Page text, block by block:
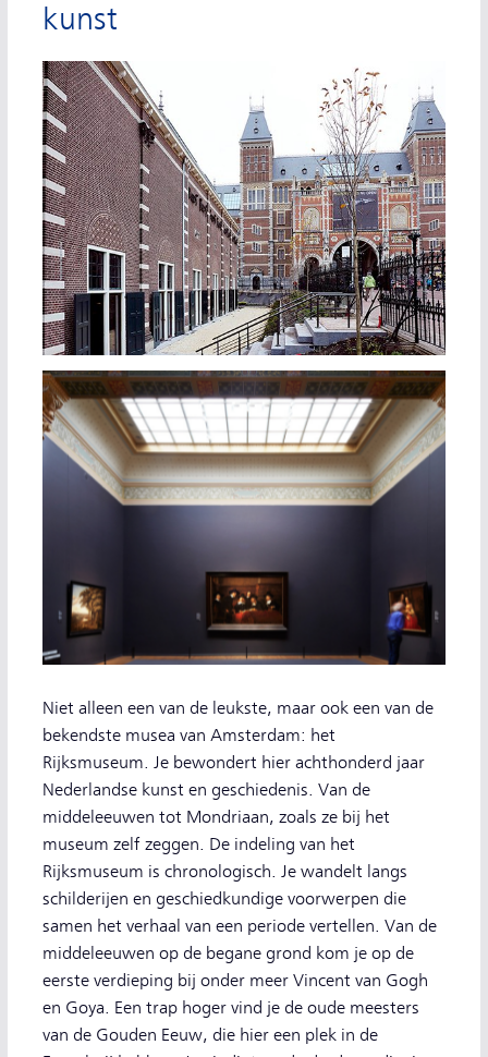
kunst
Niet alleen een van de leukste, maar ook een van de
bekendste musea van Amsterdam: het
Rijksmuseum. Je bewondert hier achthonderd jaar
Nederlandse kunst en geschiedenis. Van de
middeleeuwen tot Mondriaan, zoals ze bij het
museum zelf zeggen. De indeling van het
Rijksmuseum is chronologisch. Je wandelt langs
schilderijen en geschiedkundige voorwerpen die
samen het verhaal van een periode vertellen. Van de
middeleeuwen op de begane grond kom je op de
eerste verdieping bij onder meer Vincent van Gogh
en Goya. Een trap hoger vind je de oude meesters
van de Gouden Eeuw, die hier een plek in de